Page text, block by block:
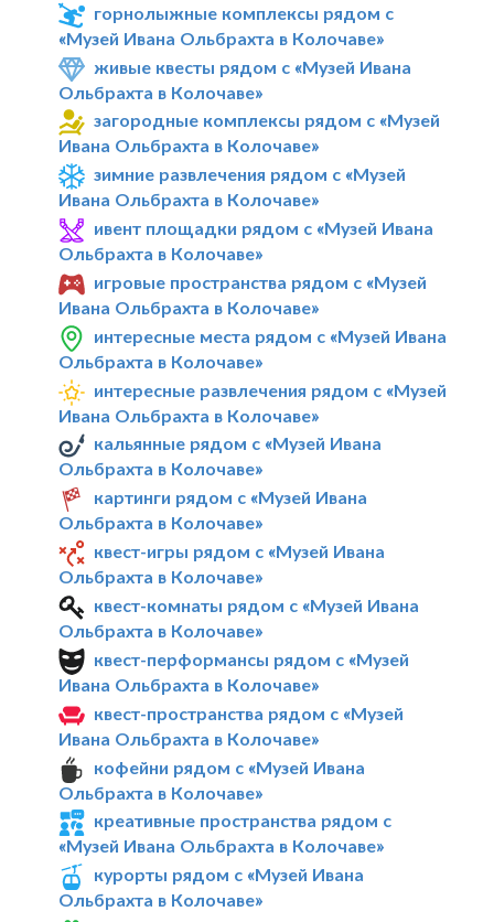
горнолыжные комплексы рядом с
«Музей Ивана Ольбрахта в Колочаве»
живые квесты рядом с «Музей Ивана
Ольбрахта в Колочаве»
загородные комплексы рядом с «Музей
Ивана Ольбрахта в Колочаве»
зимние развлечения рядом с «Музей
Ивана Ольбрахта в Колочаве»
ивент площадки рядом с «Музей Ивана
Ольбрахта в Колочаве»
игровые пространства рядом с «Музей
Ивана Ольбрахта в Колочаве»
интересные места рядом с «Музей Ивана
Ольбрахта в Колочаве»
интересные развлечения рядом с «Музей
Ивана Ольбрахта в Колочаве»
кальянные рядом с «Музей Ивана
Ольбрахта в Колочаве»
картинги рядом с «Музей Ивана
Ольбрахта в Колочаве»
квест-игры рядом с «Музей Ивана
Ольбрахта в Колочаве»
квест-комнаты рядом с «Музей Ивана
Ольбрахта в Колочаве»
квест-перформансы рядом с «Музей
Ивана Ольбрахта в Колочаве»
квест-пространства рядом с «Музей
Ивана Ольбрахта в Колочаве»
кофейни рядом с «Музей Ивана
Ольбрахта в Колочаве»
креативные пространства рядом с
«Музей Ивана Ольбрахта в Колочаве»
курорты рядом с «Музей Ивана
Ольбрахта в Колочаве»